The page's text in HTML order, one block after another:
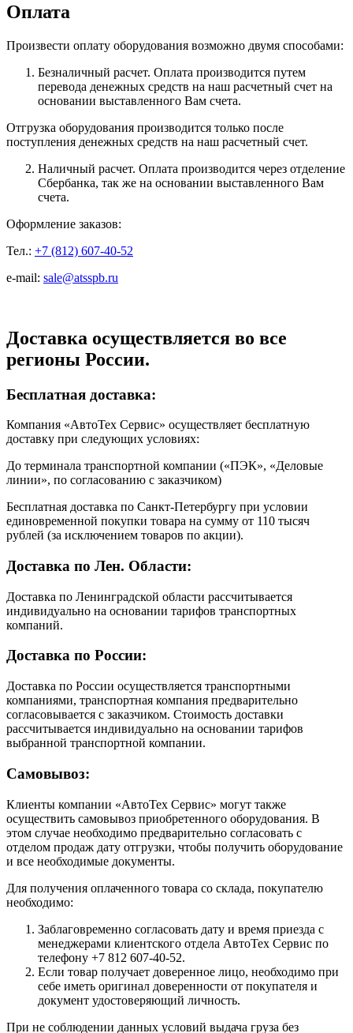
Оплата
Произвести оплату оборудования возможно двумя способами:
Безналичный расчет. Оплата производится путем
перевода денежных средств на наш расчетный счет на
основании выставленного Вам счета.
Отгрузка оборудования производится только после
поступления денежных средств на наш расчетный счет.
Наличный расчет. Оплата производится через отделение
Сбербанка, так же на основании выставленного Вам
счета.
Оформление заказов:
Тел.: +7 (812) 607-40-52
e-mail: sale@atsspb.ru
Доставка осуществляется во все
регионы России.
Бесплатная доставка:
Компания «АвтоТех Сервис» осуществляет бесплатную
доставку при следующих условиях:
До терминала транспортной компании («ПЭК», «Деловые
линии», по согласованию с заказчиком)
Бесплатная доставка по Санкт-Петербургу при условии
единовременной покупки товара на сумму от 110 тысяч
рублей (за исключением товаров по акции).
Доставка по Лен. Области:
Доставка по Ленинградской области рассчитывается
индивидуально на основании тарифов транспортных
компаний.
Доставка по России:
Доставка по России осуществляется транспортными
компаниями, транспортная компания предварительно
согласовывается с заказчиком. Стоимость доставки
рассчитывается индивидуально на основании тарифов
выбранной транспортной компании.
Самовывоз:
Клиенты компании «АвтоТех Сервис» могут также
осуществить самовывоз приобретенного оборудования. В
этом случае необходимо предварительно согласовать с
отделом продаж дату отгрузки, чтобы получить оборудование
и все необходимые документы.
Для получения оплаченного товара со склада, покупателю
необходимо:
Заблаговременно согласовать дату и время приезда с
менеджерами клиентского отдела АвтоТех Сервис по
телефону +7 812 607-40-52.
Если товар получает доверенное лицо, необходимо при
себе иметь оригинал доверенности от покупателя и
документ удостоверяющий личность.
При не соблюдении данных условий выдача груза без